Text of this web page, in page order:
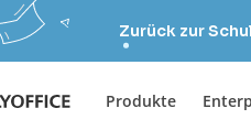
Zurück zur
Produkte